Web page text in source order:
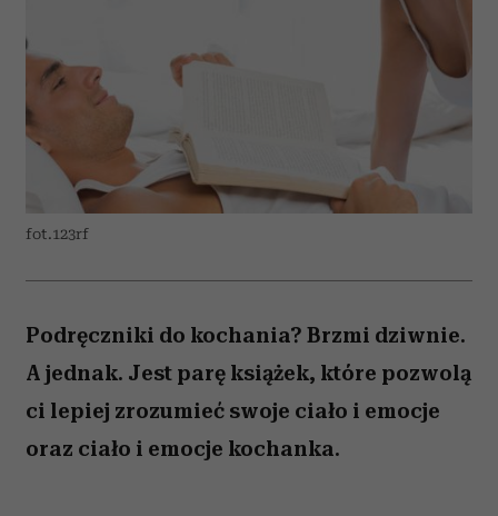
fot.123rf
Podręczniki do kochania? Brzmi dziwnie.
A jednak. Jest parę książek, które pozwolą
ci lepiej zrozumieć swoje ciało i emocje
oraz ciało i emocje kochanka.